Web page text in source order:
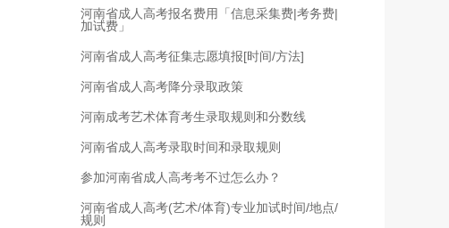
河南省成人高考报名费用「信息采集费|考务费|
加试费」
河南省成人高考征集志愿填报[时间/方法]
河南省成人高考降分录取政策
河南成考艺术体育考生录取规则和分数线
河南省成人高考录取时间和录取规则
参加河南省成人高考考不过怎么办？
河南省成人高考(艺术/体育)专业加试时间/地点/
规则